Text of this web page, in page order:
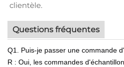
clientèle.
Questions fréquentes
Q1. Puis-je passer une commande
R : Oui, les commandes